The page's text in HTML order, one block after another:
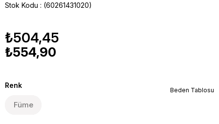
Stok Kodu (60261431020)
₺504,45
₺554,90
Renk
Füme
Beden Tablosu